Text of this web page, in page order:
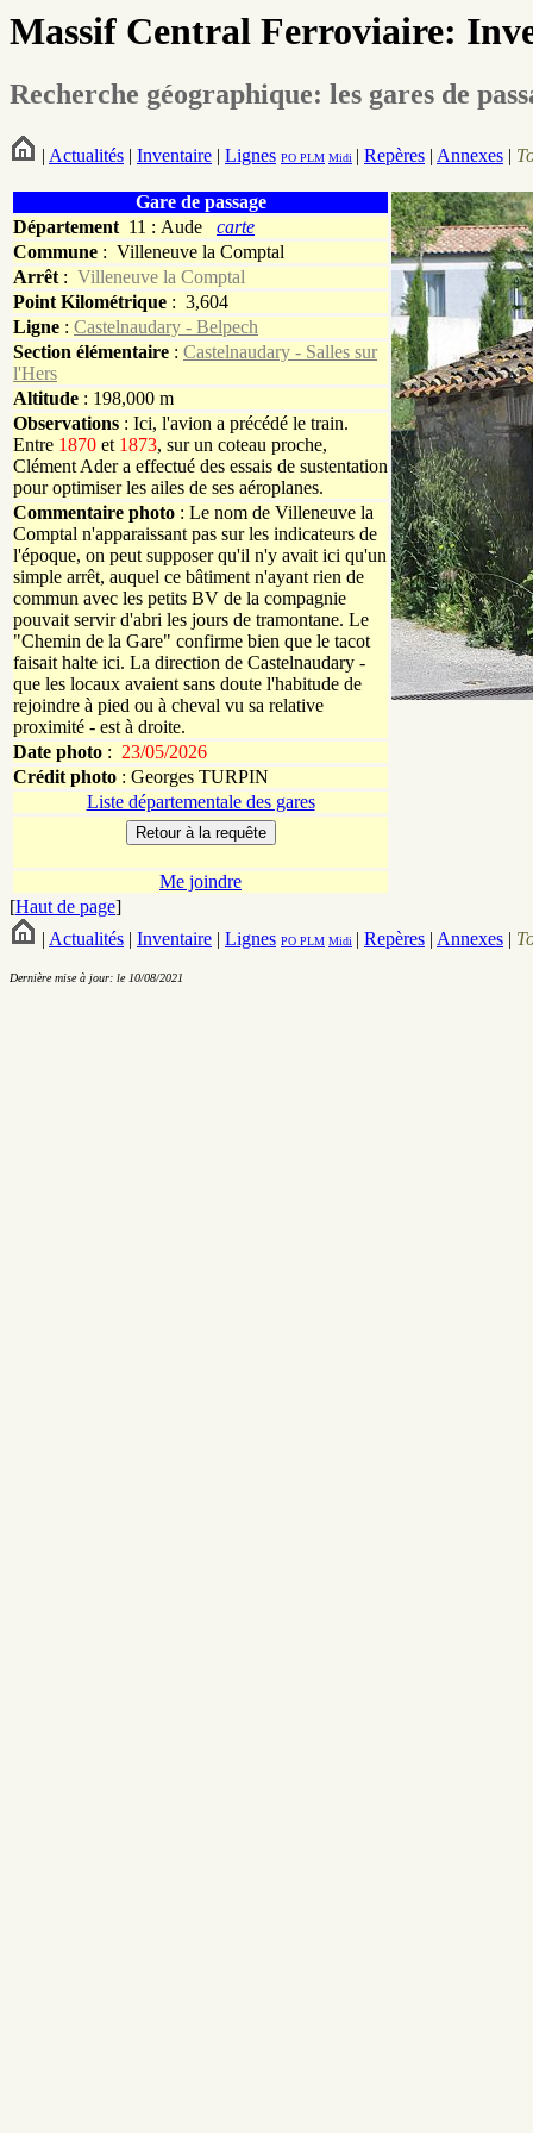
Massif Central Ferroviaire:
Recherche géographique: les gares de
| Actualités | Inventaire | Lignes PO PLM Midi | Repères | Annexes |
Gare de passage
Département 11 : Aude carte
Commune : Villeneuve la Comptal
Arrêt : Villeneuve la Comptal
Point Kilométrique : 3,604
Ligne : Castelnaudary - Belpech
Section élémentaire : Castelnaudary - Salles sur
l'Hers
Altitude : 198,000 m
Observations : Ici, l'avion a précédé le train.
Entre 1870 et 1873, sur un coteau proche,
Clément Ader a effectué des essais de sustentation
pour optimiser les ailes de ses aéroplanes.
Commentaire photo : Le nom de Villeneuve la
Comptal n'apparaissant pas sur les indicateurs de
l'époque, on peut supposer qu'il n'y avait ici qu'un
simple arrêt, auquel ce bâtiment n'ayant rien de
commun avec les petits BV de la compagnie
pouvait servir d'abri les jours de tramontane. Le
"Chemin de la Gare" confirme bien que le tacot
faisait halte ici. La direction de Castelnaudary -
que les locaux avaient sans doute l'habitude de
rejoindre à pied ou à cheval vu sa relative
proximité - est à droite.
Date photo : 23/05/2026
Crédit photo : Georges TURPIN
Liste départementale des gares
Me joindre
[Haut de page]
| Actualités | Inventaire | Lignes PO PLM Midi | Repères | Annexes |
Dernière mise à jour: le 10/08/2021